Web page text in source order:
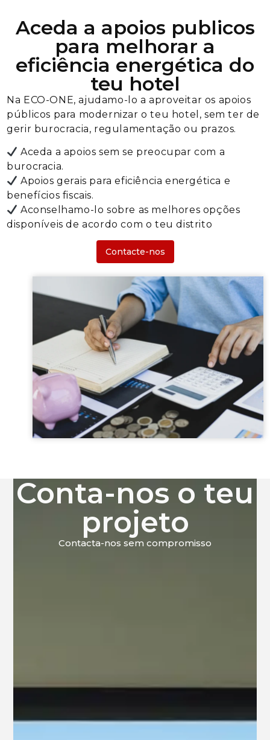
Aceda a apoios publicos
para melhorar a
eficiência energética do
teu hotel
Na ECO-ONE, ajudamo-lo a aproveitar os apoios
públicos para modernizar o teu hotel, sem ter de
gerir burocracia, regulamentação ou prazos.
Aceda a apoios sem se preocupar com a
burocracia.
Apoios gerais para eficiência energética e
benefícios fiscais.
Aconselhamo-lo sobre as melhores opções
disponíveis de acordo com o teu distrito
Contacte-nos
Conta-nos o teu
projeto
Contacta-nos sem compromisso